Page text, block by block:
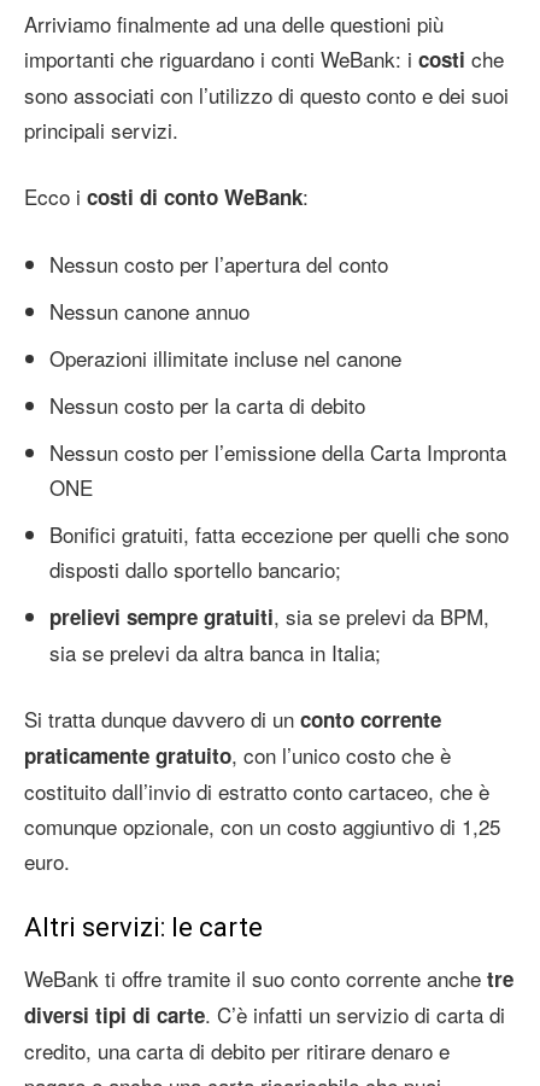
Arriviamo finalmente ad una delle questioni più
importanti che riguardano i conti WeBank: i costi che
sono associati con l’utilizzo di questo conto e dei suoi
principali servizi.
Ecco i costi di conto WeBank:
Nessun costo per l’apertura del conto
Nessun canone annuo
Operazioni illimitate incluse nel canone
Nessun costo per la carta di debito
Nessun costo per l’emissione della Carta Impronta
ONE
Bonifici gratuiti, fatta eccezione per quelli che sono
disposti dallo sportello bancario;
prelievi sempre gratuiti, sia se prelevi da BPM,
sia se prelevi da altra banca in Italia;
Si tratta dunque davvero di un conto corrente
praticamente gratuito, con l’unico costo che è
costituito dall’invio di estratto conto cartaceo, che è
comunque opzionale, con un costo aggiuntivo di 1,25
euro.
Altri servizi: le carte
WeBank ti offre tramite il suo conto corrente anche tre
diversi tipi di carte. C’è infatti un servizio di carta di
credito, una carta di debito per ritirare denaro e